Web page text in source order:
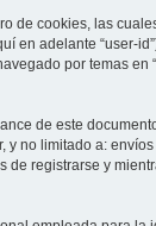
de cookies, las
en adelante “user-
por temas en
de este
no limitado a:
de registrarse y